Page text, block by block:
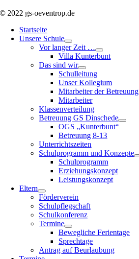
© 2022 gs-oeventrop.de
Startseite
Unsere Schule
Vor langer Zeit …
Villa Kunterbunt
Das sind wir
Schulleitung
Unser Kollegium
Mitarbeiter der Betreuung
Mitarbeiter
Klassenverteilung
Betreuung GS Dinschede
OGS „Kunterbunt“
Betreuung 8-13
Unterrichtszeiten
Schulprogramm und Konzepte
Schulprogramm
Erziehungskonzept
Leistungskonzept
Eltern
Förderverein
Schulpflegschaft
Schulkonferenz
Termine
Bewegliche Ferientage
Sprechtage
Antrag auf Beurlaubung